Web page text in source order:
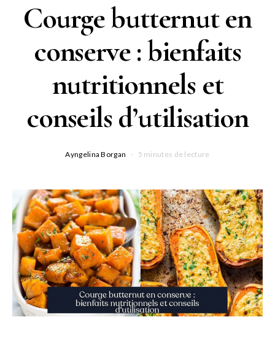
Courge butternut en
conserve : bienfaits
nutritionnels et
conseils d’utilisation
Ayngelina Borgan 5 minutes de lecture